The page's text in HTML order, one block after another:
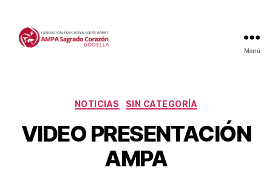
Menú
Categorías
NOTICIAS SIN CATEGORÍA
VIDEO PRESENTACIÓN
AMPA